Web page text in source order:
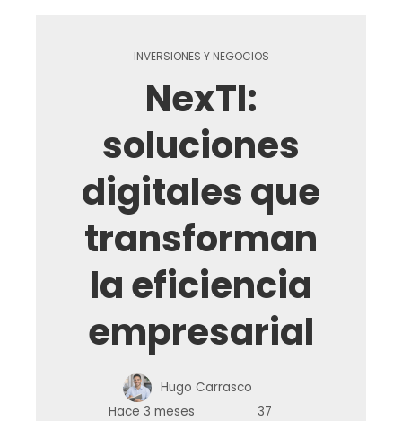
INVERSIONES Y NEGOCIOS
NexTI:
soluciones
digitales que
transforman
la eficiencia
empresarial
Hugo Carrasco
Hace 3 meses
37